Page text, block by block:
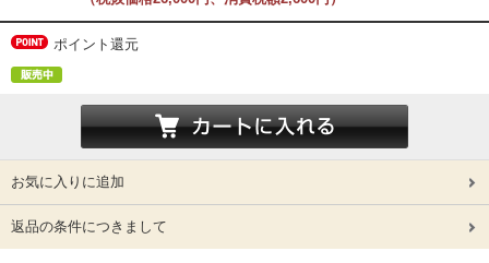
ポイント還元
お気に入りに追加
返品の条件につきまして